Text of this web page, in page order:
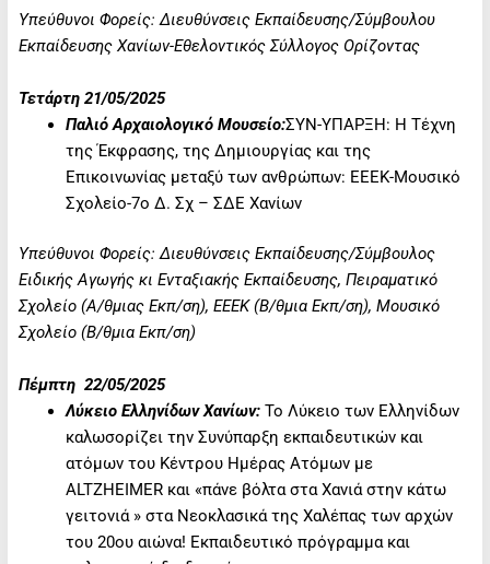
Υπεύθυνοι Φορείς: Διευθύνσεις Εκπαίδευσης/Σύμβουλου
Εκπαίδευσης Χανίων-Εθελοντικός Σύλλογος Ορίζοντας
Τετάρτη 21/05/2025
Παλιό Αρχαιολογικό Μουσείο:ΣΥΝ-ΥΠΑΡΞΗ: Η Τέχνη
της Έκφρασης, της Δημιουργίας και της
Επικοινωνίας μεταξύ των ανθρώπων: ΕΕΕΚ-Μουσικό
Σχολείο-7ο Δ. Σχ – ΣΔΕ Χανίων
Υπεύθυνοι Φορείς: Διευθύνσεις Εκπαίδευσης/Σύμβουλος
Ειδικής Αγωγής κι Ενταξιακής Εκπαίδευσης, Πειραματικό
Σχολείο (Α/θμιας Εκπ/ση), ΕΕΕΚ (Β/θμια Εκπ/ση), Μουσικό
Σχολείο (Β/θμια Εκπ/ση)
Πέμπτη 22/05/2025
Λύκειο Ελληνίδων Χανίων: Το Λύκειο των Ελληνίδων
καλωσορίζει την Συνύπαρξη εκπαιδευτικών και
ατόμων του Κέντρου Ημέρας Ατόμων με
ALTZHEIMER και «πάνε βόλτα στα Χανιά στην κάτω
γειτονιά » στα Νεοκλασικά της Χαλέπας των αρχών
του 20ου αιώνα! Εκπαιδευτικό πρόγραμμα και